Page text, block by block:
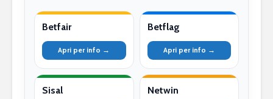
Betfair
Apri per info →
Betflag
Apri per info →
Sisal Netwin